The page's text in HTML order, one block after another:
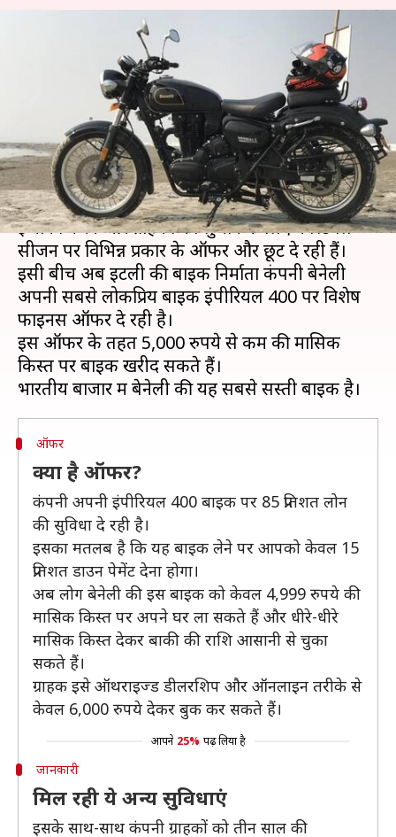
बेनेली की बाइक पर मिल रहा ऑफर,
15 प्रतिशत डाउन पेमेंट पर खरीदें यह
क्रूजर बाइक
Sep 27, 2020 01:30 pm
क्या है खबर?
कोरोना काल में ऑटोमोबाइल कंपनियां अपनी बिक्री में
इजाफा करने और ग्राहकों को लुभाने के लिए फेस्टिवल
सीजन पर विभिन्न प्रकार के ऑफर और छूट दे रही हैं।
इसी बीच अब इटली की बाइक निर्माता कंपनी बेनेली
अपनी सबसे लोकप्रिय बाइक इंपीरियल 400 पर विशेष
फाइनेंस ऑफर दे रही है।
इस ऑफर के तहत 5,000 रुपये से कम की मासिक
किस्त पर बाइक खरीद सकते हैं।
ऑफर
क्या है ऑफर?
कंपनी अपनी इंपीरियल 400 बाइक पर 85 प्रतिशत लोन
की सुविधा दे रही है।
इसका मतलब है कि यह बाइक लेने पर आपको केवल 15
प्रतिशत डाउन पेमेंट देना होगा।
अब लोग बेनेली की इस बाइक को केवल 4,999 रुपये की
मासिक किस्त पर अपने घर ला सकते हैं और धीरे-धीरे
मासिक किस्त देकर बाकी की राशि आसानी से चुका
सकते हैं।
ग्राहक इसे ऑथराइज्ड डीलरशिप और ऑनलाइन तरीके से
केवल 6,000 रुपये देकर बुक कर सकते हैं।
आपने 25% पढ़ लिया है
जानकारी
मिल रही ये अन्य सुविधाएं
इसके साथ-साथ कंपनी ग्राहकों को तीन साल की